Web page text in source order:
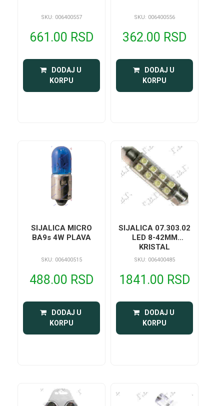
SKU: 006400557
661.00 RSD
DODAJ U
KORPU
SKU: 006400556
362.00 RSD
DODAJ U
KORPU
SIJALICA MICRO
BA9s 4W PLAVA
SKU: 006400515
488.00 RSD
DODAJ U
KORPU
SIJALICA 07.303.02
LED 8-42MM
KRISTAL
SKU: 006400485
1841.00 RSD
DODAJ U
KORPU